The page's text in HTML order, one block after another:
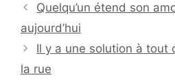
Quelqu’un étend son
aujourd’hui
Il y a une solution à tout
la rue